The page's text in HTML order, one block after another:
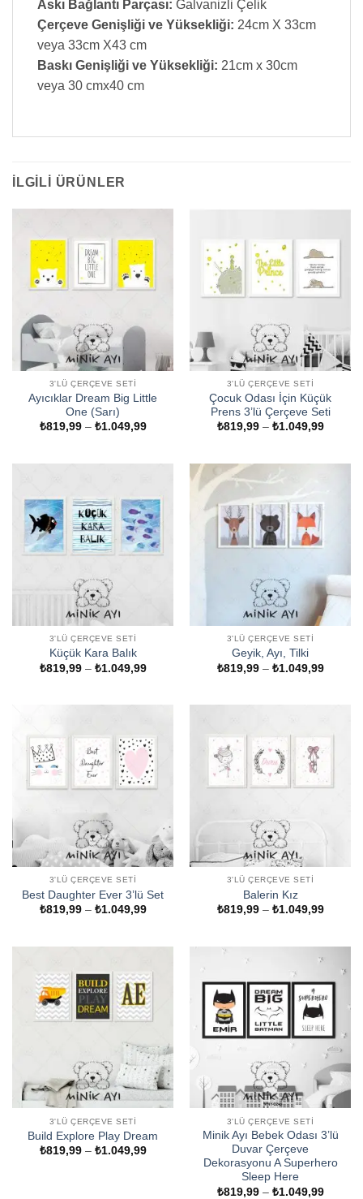
Askı Bağlantı Parçası: Galvanizli Çelik
Çerçeve Genişliği ve Yüksekliği: 24cm X 33cm
veya 33cm X43 cm
Baskı Genişliği ve Yüksekliği: 21cm x 30cm
veya 30 cmx40 cm
İLGILI ÜRÜNLER
3'LÜ ÇERÇEVE SETI
Ayıcıklar Dream Big Little
One (Sarı)
₺819,99 – ₺1.049,99Fiyat
3'LÜ ÇERÇEVE SETI
Çocuk Odası İçin Küçük
Prens 3’lü Çerçeve Seti
₺819,99 – ₺1.049,99Fiyat
3'LÜ ÇERÇEVE SETI
Küçük Kara Balık
₺819,99 – ₺1.049,99Fiyat
3'LÜ ÇERÇEVE SETI
Geyik, Ayı, Tilki
₺819,99 – ₺1.049,99Fiyat
3'LÜ ÇERÇEVE SETI
Best Daughter Ever 3’lü Set
₺819,99 – ₺1.049,99Fiyat
3'LÜ ÇERÇEVE SETI
Balerin Kız
₺819,99 – ₺1.049,99Fiyat
3'LÜ ÇERÇEVE SETI
Build Explore Play Dream
₺819,99 – ₺1.049,99Fiyat
3'LÜ ÇERÇEVE SETI
Minik Ayı Bebek Odası 3’lü
Duvar Çerçeve
Dekorasyonu A Superhero
Sleep Here
₺819,99 – ₺1.049,99Fiyat